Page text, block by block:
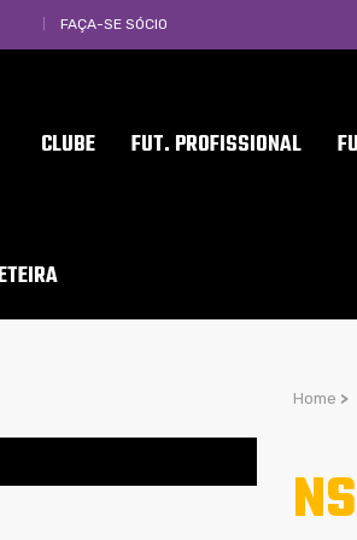
FAÇA-SE SÓCIO
CLUBE FUT. PROFISSIONAL
Home >